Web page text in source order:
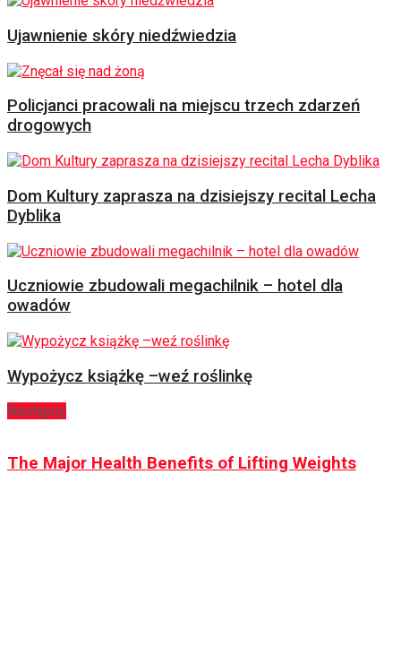
Ujawnienie skóry niedźwiedzia
Policjanci pracowali na miejscu trzech zdarzeń
drogowych
Dom Kultury zaprasza na dzisiejszy recital Lecha
Dyblika
Uczniowie zbudowali megachilnik – hotel dla
owadów
Wypożycz książkę –weź roślinkę
Następny
The Major Health Benefits of Lifting Weights